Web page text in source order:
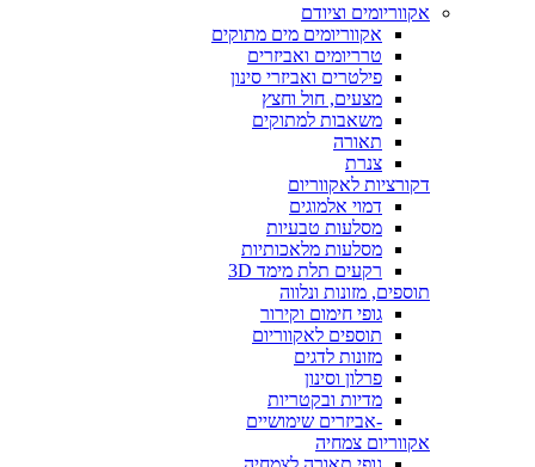
אקווריומים וציודם
אקווריומים מים מתוקים
טרריומים ואביזרים
פילטרים ואביזרי סינון
מצעים, חול וחצץ
משאבות למתוקים
תאורה
צנרת
דקורציות לאקווריום
דמוי אלמוגים
מסלעות טבעיות
מסלעות מלאכותיות
רקעים תלת מימד 3D
תוספים, מזונות ונלווה
גופי חימום וקירור
תוספים לאקווריום
מזונות לדגים
פרלון וסינון
מדיות ובקטריות
-אביזרים שימושיים
אקווריום צמחיה